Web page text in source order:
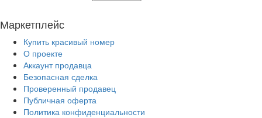
Маркетплейс
Купить красивый номер
О проекте
Аккаунт продавца
Безопасная сделка
Проверенный продавец
Публичная оферта
Политика конфиденциальности